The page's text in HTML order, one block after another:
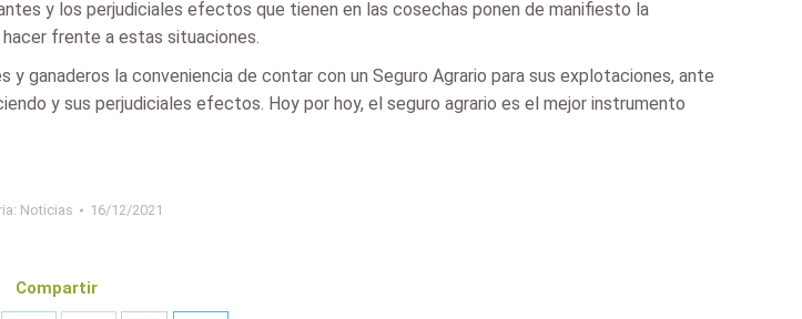
y los perjudiciales efectos que tienen en las cosechas ponen de manifiesto la
frente a estas situaciones.
ganaderos la conveniencia de contar con un Seguro Agrario para sus explotaciones, ante
y sus perjudiciales efectos. Hoy por hoy, el seguro agrario es el mejor instrumento
Noticias 16/12/2021
Compartir